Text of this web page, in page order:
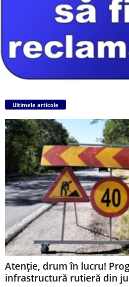
Ultimele articole
Atenție, drum în lucru!
infrastructură rutieră din